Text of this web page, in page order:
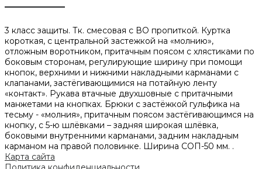
3 класс защиты. Тк. смесовая с ВО пропиткой. Куртка
короткая, с центральной застежкой на «молнию»,
отложным воротником, притачным поясом с хлястиками по
боковым сторонам, регулирующие ширину при помощи
кнопок, верхними и нижними накладными карманами с
клапанами, застёгивающимися на потайную ленту
«контакт». Рукава втачные двухшовные с притачными
манжетами на кнопках. Брюки с застёжкой гульфика на
тесьму - «молния», притачным поясом застёгивающимся на
кнопку, с 5-ю шлёвками – задняя широкая шлёвка,
боковыми внутренними карманами, задним накладным
карманом на правой половинке. Ширина СОП-50 мм. .
Карта сайта